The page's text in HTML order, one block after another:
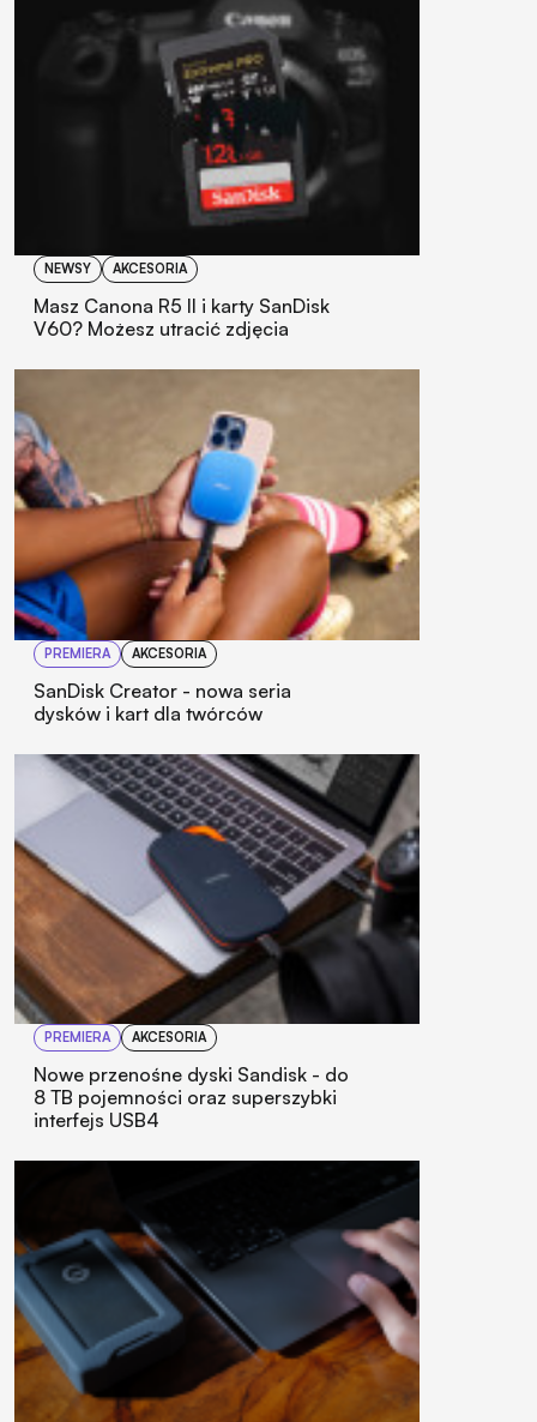
NEWSY AKCESORIA
Masz Canona R5 II i karty SanDisk
V60? Możesz utracić zdjęcia
PREMIERA AKCESORIA
SanDisk Creator - nowa seria
dysków i kart dla twórców
PREMIERA AKCESORIA
Nowe przenośne dyski Sandisk - do
8 TB pojemności oraz superszybki
interfejs USB4